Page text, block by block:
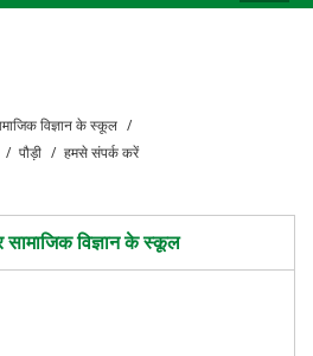
विज्ञान के स्कूल
पौड़ी हमसे संपर्क करें
सामाजिक विज्ञान के स्कूल